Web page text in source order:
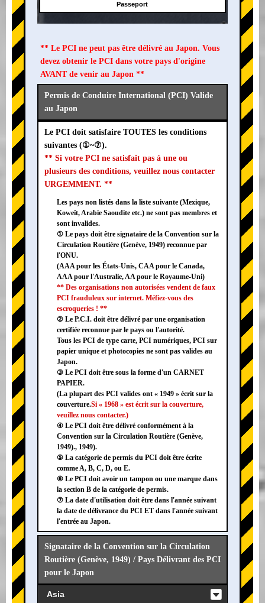
Passeport
** Le PCI ne peut pas être délivré au Japon. Vous
devez obtenir le PCI dans votre pays d'origine
AVANT de venir au Japon **
Permis de Conduire International (PCI) Valide
au Japon
Le PCI doit satisfaire TOUTES les conditions
suivantes (①~⑦).
** Si votre PCI ne satisfait pas à une ou
plusieurs des conditions, veuillez nous contacter
URGEMMENT. **
Les pays non listés dans la liste suivante (Mexique,
Koweït, Arabie Saoudite etc.) ne sont pas membres et
sont invalides.
① Le pays doit être signataire de la Convention sur la
Circulation Routière (Genève, 1949) reconnue par
l'ONU.
(AAA pour les États-Unis, CAA pour le Canada,
AAA pour l'Australie, AA pour le Royaume-Uni)
** Des organisations non autorisées vendent de faux
PCI frauduleux sur internet. Méfiez-vous des
escroqueries ! **
② Le P.C.I. doit être délivré par une organisation
certifiée reconnue par le pays ou l'autorité.
Tous les PCI de type carte, PCI numériques, PCI sur
papier unique et photocopies ne sont pas valides au
Japon.
③ Le PCI doit être sous la forme d'un CARNET
PAPIER.
(La plupart des PCI valides ont « 1949 » écrit sur la
couverture.Si « 1968 » est écrit sur la couverture,
veuillez nous contacter.)
④ Le PCI doit être délivré conformément à la
Convention sur la Circulation Routière (Genève,
1949)., 1949).
⑤ La catégorie de permis du PCI doit être écrite
comme A, B, C, D, ou E.
⑥ Le PCI doit avoir un tampon ou une marque dans
la section B de la catégorie de permis.
⑦ La date d'utilisation doit être dans l'année suivant
la date de délivrance du PCI ET dans l'année suivant
l'entrée au Japon.
Signataire de la Convention sur la Circulation
Routière (Genève, 1949) / Pays Délivrant des PCI
pour le Japon
Asia